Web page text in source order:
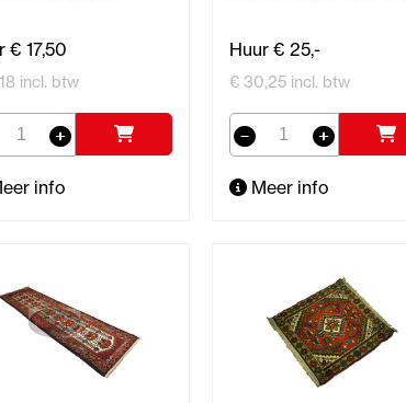
€ 17,50
incl. btw
info
Huur € 25,-
€ 30,25 incl. btw
Meer info